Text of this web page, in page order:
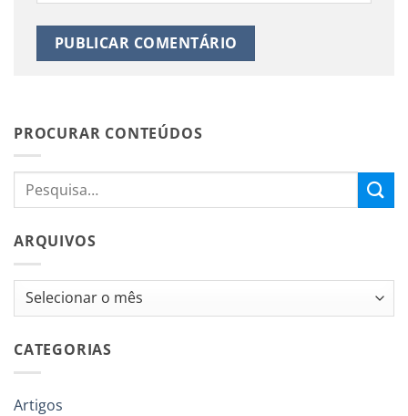
PROCURAR CONTEÚDOS
ARQUIVOS
Arquivos
CATEGORIAS
Artigos